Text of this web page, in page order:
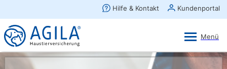
×
AGILA Kunden-App
Gratis - Im Play Store laden
Ansehen